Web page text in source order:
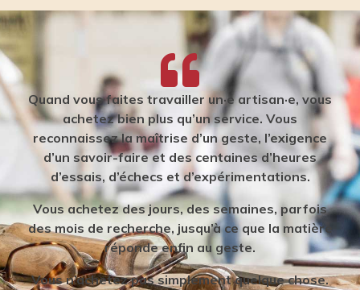
Quand vous faites travailler un·e artisan·e, vous
achetez bien plus qu’un service. Vous
reconnaissez la maîtrise d’un geste, l’exigence
d’un savoir-faire et des centaines d’heures
d’essais, d’échecs et d’expérimentations.
Vous achetez des jours, des semaines, parfois
des mois de recherche, jusqu’à ce que la matière
réponde enfin au geste.
Vous n’achetez pas simplement quelque chose.